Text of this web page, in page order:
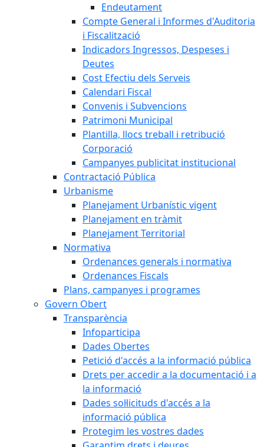
Endeutament
Compte General i Informes d'Auditoria
i Fiscalització
Indicadors Ingressos, Despeses i
Deutes
Cost Efectiu dels Serveis
Calendari Fiscal
Convenis i Subvencions
Patrimoni Municipal
Plantilla, llocs treball i retribució
Corporació
Campanyes publicitat institucional
Contractació Pública
Urbanisme
Planejament Urbanístic vigent
Planejament en tràmit
Planejament Territorial
Normativa
Ordenances generals i normativa
Ordenances Fiscals
Plans, campanyes i programes
Govern Obert
Transparència
Infoparticipa
Dades Obertes
Petició d'accés a la informació pública
Drets per accedir a la documentació i a
la informació
Dades sol·licituds d'accés a la
informació pública
Protegim les vostres dades